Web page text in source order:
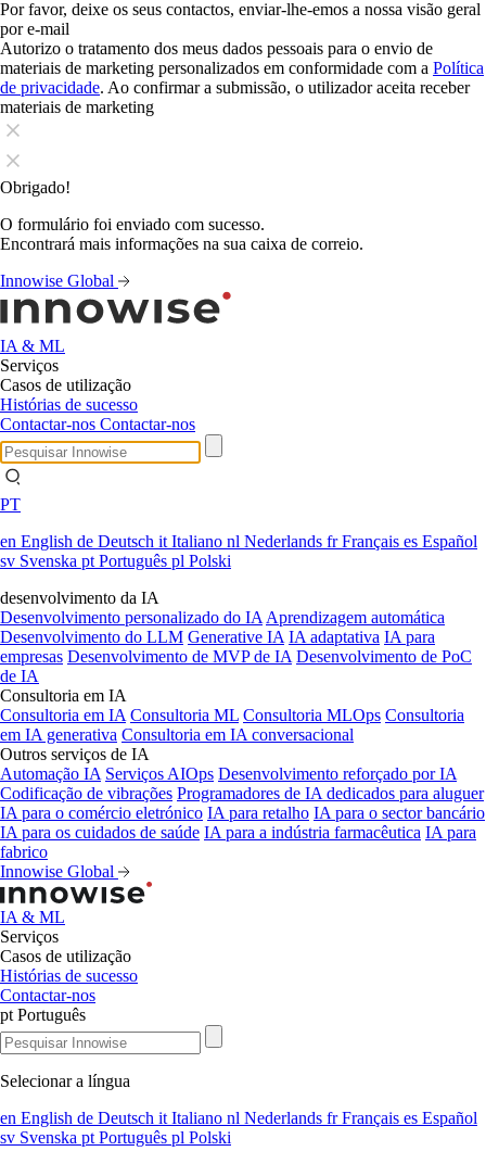
Por favor, deixe os seus contactos, enviar-lhe-emos a nossa visão geral
por e-mail
Autorizo o tratamento dos meus dados pessoais para o envio de
materiais de marketing personalizados em conformidade com a Política
de privacidade. Ao confirmar a submissão, o utilizador aceita receber
materiais de marketing
Obrigado!
O formulário foi enviado com sucesso.
Encontrará mais informações na sua caixa de correio.
Innowise Global
IA & ML
Serviços
Casos de utilização
Histórias de sucesso
Contactar-nos Contactar-nos
PT
en English de Deutsch it Italiano nl Nederlands frFrançais es Español
sv Svenska pt Português pl Polski
desenvolvimento da IA
Desenvolvimento personalizado do IA Aprendizagem automática
Desenvolvimento do LLM Generative IA IA adaptativa IA para
empresas Desenvolvimento de MVP de IA Desenvolvimento de PoC
de IA
Consultoria em IA
Consultoria em IA Consultoria ML Consultoria MLOps Consultoria
em IA generativa Consultoria em IA conversacional
Outros serviços de IA
Automação IA Serviços AIOps Desenvolvimento reforçado por IA
Codificação de vibrações Programadores de IA dedicados para aluguer
IA para o comércio eletrónico IA para retalho IA para o sector bancário
IA para os cuidados de saúde IA para a indústria farmacêutica IA para
fabrico
Innowise Global
IA & ML
Serviços
Casos de utilização
Histórias de sucesso
Contactar-nos
pt Português
Selecionar a língua
en English de Deutsch it Italiano nl Nederlands frFrançais es Español
sv Svenska pt Português pl Polski